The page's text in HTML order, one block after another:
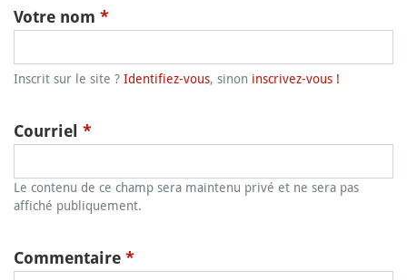
Votre nom *
Inscrit sur le site ? Identifiez-vous, sinon inscrivez-vous !
Courriel *
Le contenu de ce champ sera maintenu privé et ne sera pas
affiché publiquement.
Commentaire *